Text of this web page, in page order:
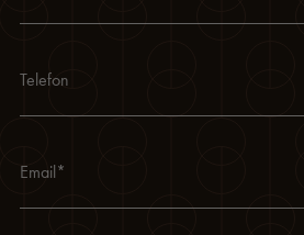
Telefon
Email*